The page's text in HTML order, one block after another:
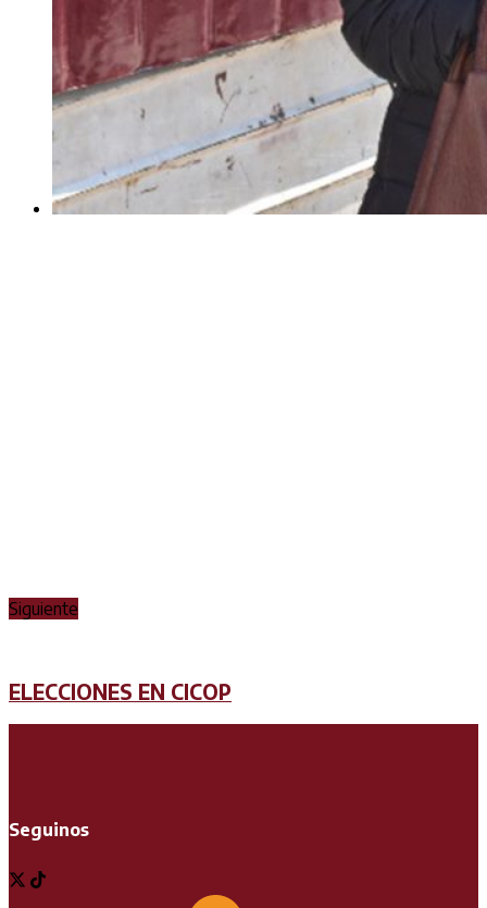
Siguiente
ELECCIONES EN CICOP
Seguinos